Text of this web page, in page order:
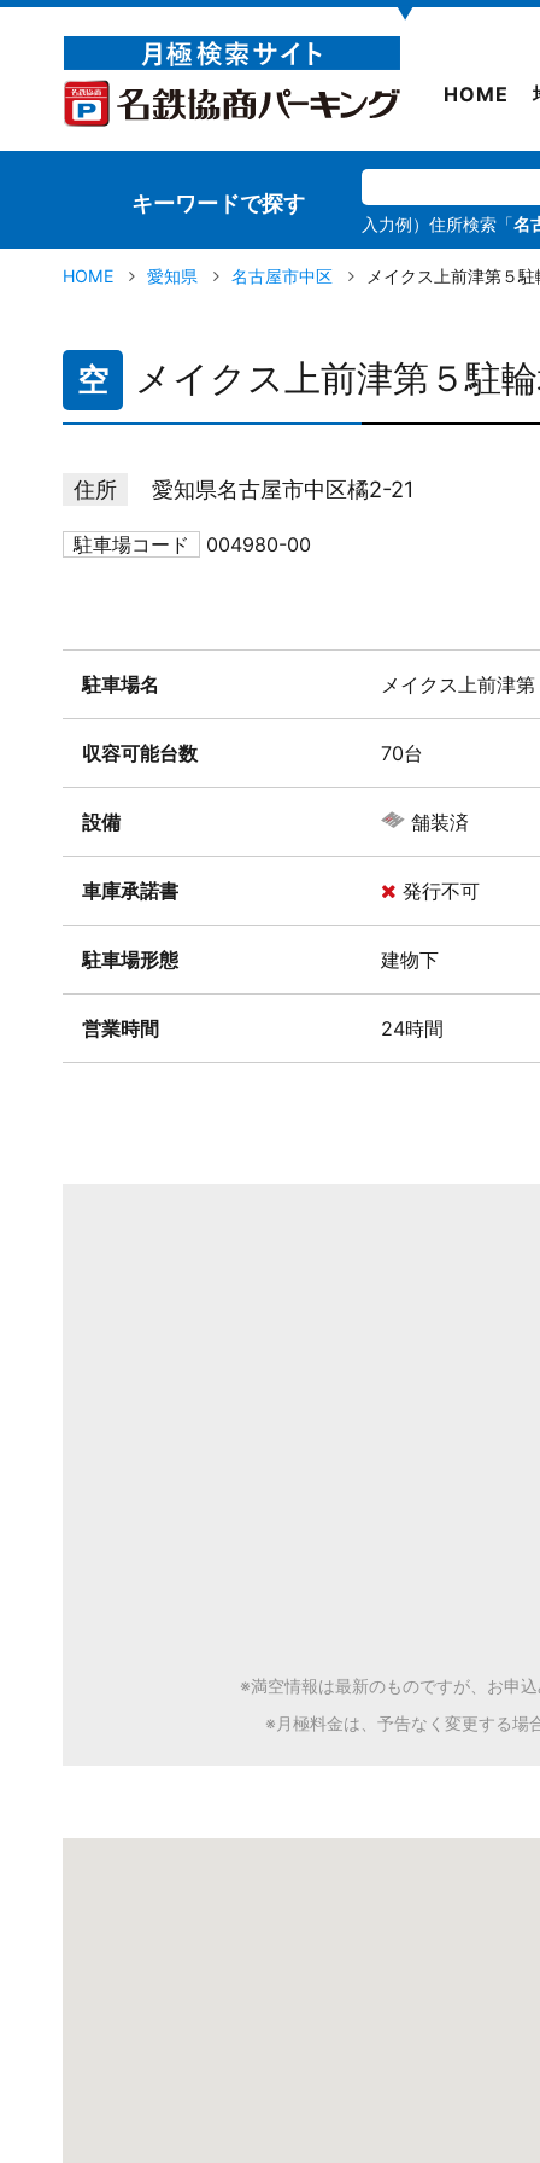
▼
HOME
キーワードで探す
入力例）住所検索「名
HOME 愛知県 名古屋市中区 メイクス上前津第５駐
空 メイクス上前津第５駐
住所 愛知県名古屋市中区橘2-21
駐車場コード 004980-00
駐車場名 メイクス上前津
収容可能台数 70台
設備 舗装済
車庫承諾書 発行不可
駐車場形態 建物下
営業時間 24時間
※満空情報は最新のものですが、お申
※月極料金は、予告なく変更する場